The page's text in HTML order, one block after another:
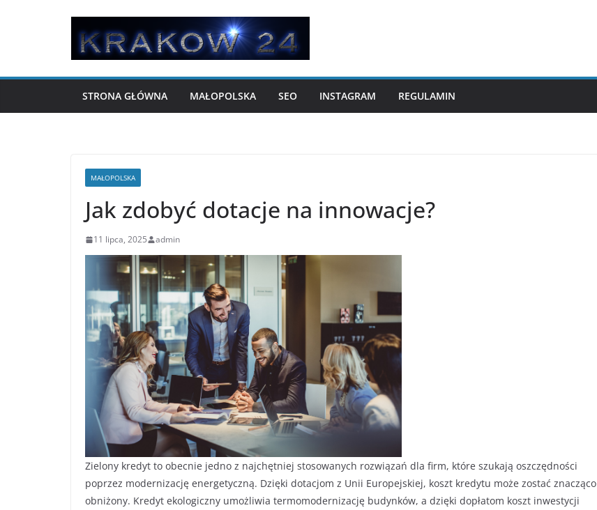
STRONA GŁÓWNA MAŁOPOLSKA SEO INSTAGRAM REGULAMIN
MAŁOPOLSKA
Jak zdobyć dotacje na innowacje?
11 lipca, 2025 admin
Zielony kredyt to obecnie jedno z najchętniej stosowanych rozwiązań dla firm, które szukają oszczędności
poprzez modernizację energetyczną. Dzięki dotacjom z Unii Europejskiej, koszt kredytu może zostać znacząco
obniżony. Kredyt ekologiczny umożliwia termomodernizację budynków, a dzięki dopłatom koszt inwestycji